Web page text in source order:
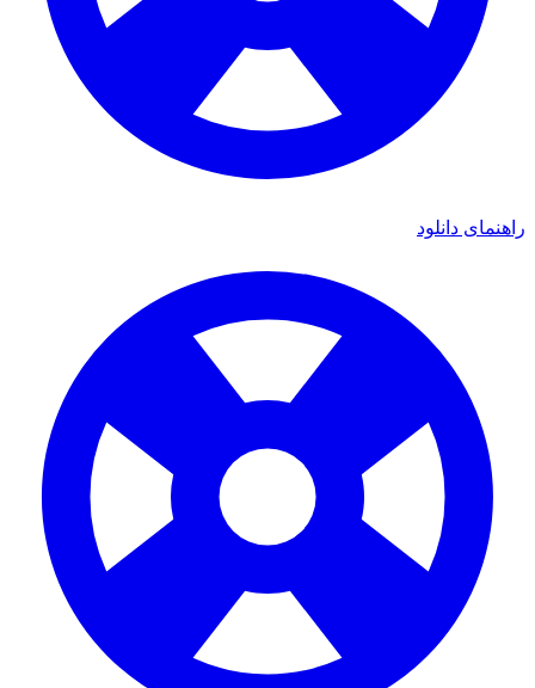
راهنمای دانلود